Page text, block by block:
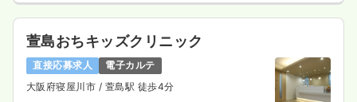
4週8休以上
気になる 詳細を見る
萱島おちキッズクリニック
直接応募求人
電子カルテ
大阪府寝屋川市 / 萱島駅 徒歩4分